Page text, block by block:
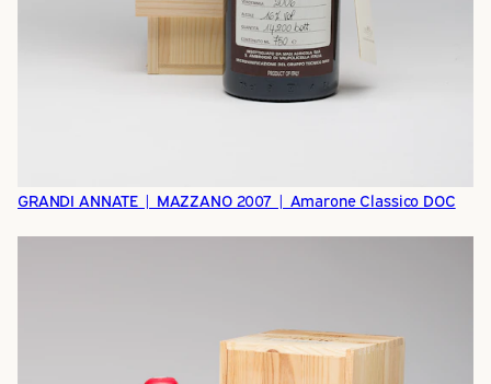
GRANDI ANNATE | MAZZANO 2007 | Amarone Classico DOC